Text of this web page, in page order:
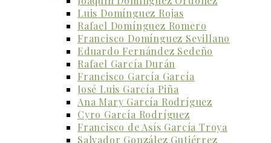
Luis Domínguez Rojas
Rafael Domínguez Romero
Francisco Domínguez Sevillano
Eduardo Fernández Sedeño
Rafael García Durán
Francisco García García
José Luis García Piña
Ana Mary García Rodríguez
Cyro García Rodríguez
Francisco de Asís García Troya
Salvador González Gutiérrez